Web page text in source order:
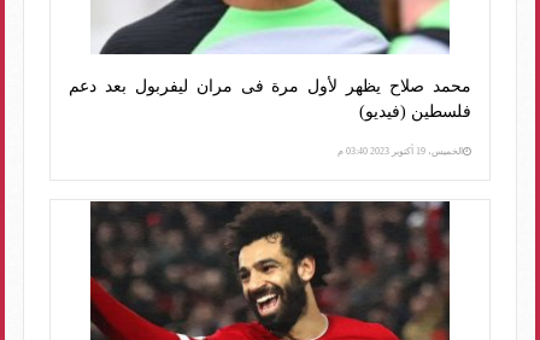
محمد صلاح يظهر لأول مرة فى مران ليفربول بعد دعم
فلسطين (فيديو)
الخميس، 19 أكتوبر 2023 03:40 م